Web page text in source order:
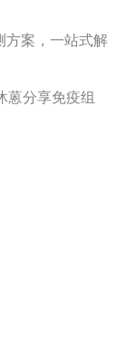
方案，一站式解
蒽分享免疫组